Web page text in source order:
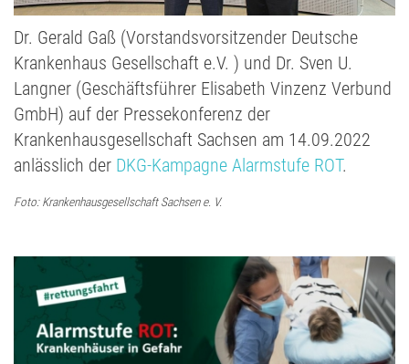
Dr. Gerald Gaß (Vorstandsvorsitzender Deutsche
Krankenhaus Gesellschaft e.V. ) und Dr. Sven U.
Langner (Geschäftsführer Elisabeth Vinzenz Verbund
GmbH) auf der Pressekonferenz der
Krankenhausgesellschaft Sachsen am 14.09.2022
anlässlich der DKG-Kampagne Alarmstufe ROT.
Foto: Krankenhausgesellschaft Sachsen e. V.